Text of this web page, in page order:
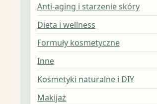
Anti-aging i starzenie skóry
Dieta i wellness
Formuły kosmetyczne
Inne
Kosmetyki naturalne i DIY
Makijaż